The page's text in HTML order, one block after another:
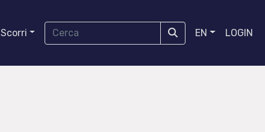
Scorri EN LOGIN